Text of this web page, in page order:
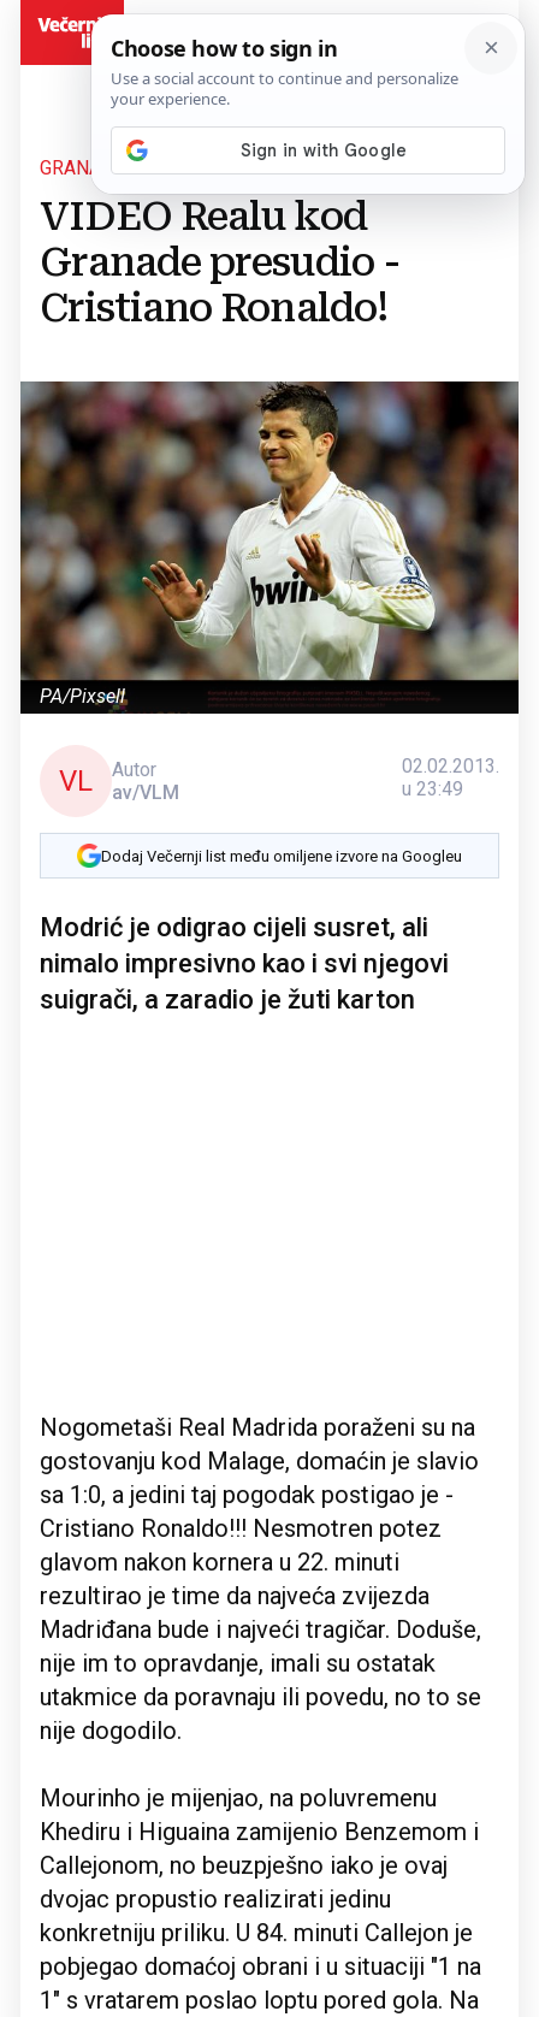
GRANADA-REAL 1:0
VIDEO Realu kod
Granade presudio -
Cristiano Ronaldo!
PA/Pixsell
VL
Autor
av/VLM
02.02.2013.
u 23:49
Dodaj Večernji list među omiljene izvore na Googleu
Modrić je odigrao cijeli susret, ali
nimalo impresivno kao i svi njegovi
suigrači, a zaradio je žuti karton
Nogometaši Real Madrida poraženi su na
gostovanju kod Malage, domaćin je slavio
sa 1:0, a jedini taj pogodak postigao je -
Cristiano Ronaldo!!! Nesmotren potez
glavom nakon kornera u 22. minuti
rezultirao je time da najveća zvijezda
Madriđana bude i najveći tragičar. Doduše,
nije im to opravdanje, imali su ostatak
utakmice da poravnaju ili povedu, no to se
nije dogodilo.
Mourinho je mijenjao, na poluvremenu
Khediru i Higuaina zamijenio Benzemom i
Callejonom, no beuzpješno iako je ovaj
dvojac propustio realizirati jedinu
konkretniju priliku. U 84. minuti Callejon je
pobjegao domaćoj obrani i u situaciji "1 na
1" s vratarem poslao loptu pored gola. Na